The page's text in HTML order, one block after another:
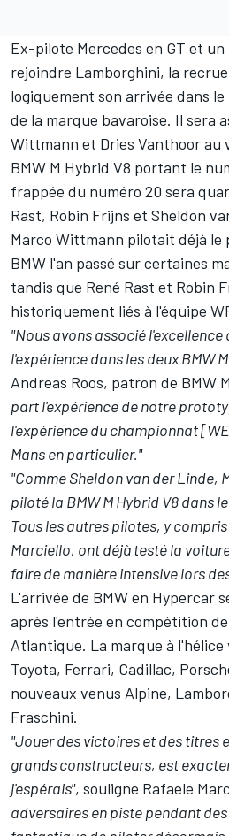
Ex-pilote Mercedes en GT et
rejoindre Lamborghini, la recrue
logiquement son arrivée dans
de la marque bavaroise. Il sera
Wittmann et Dries Vanthoorau
BMW M Hybrid V8 portant le
frappée du numéro 20 sera
Rast, Robin Frijns et Sheldon
Marco Wittmann pilotait déjà le
BMW l'an passé sur certaines
tandis que René Rast et Robin
historiquement liés à l'équipe
"Nous avons associé l'excellence
l'expérience dans les deux BMW
Andreas Roos, patron de BMW
part l'expérience de notre
l'expérience du championnat
Mans en particulier."
"Comme Sheldon van der Linde,
piloté la BMW M Hybrid V8 dans
Tous les autres pilotes, y
Marciello, ont déjà testé la
faire de manière intensive lors
L'arrivée de BMW en Hypercar
après l'entrée en compétition
Atlantique. La marque à
Toyota, Ferrari, Cadillac,
nouveaux venus Alpine,
Fraschini.
"Jouer des victoires et des titres
grands constructeurs, est
j'espérais", souligne Rafaele
adversaires en piste pendant